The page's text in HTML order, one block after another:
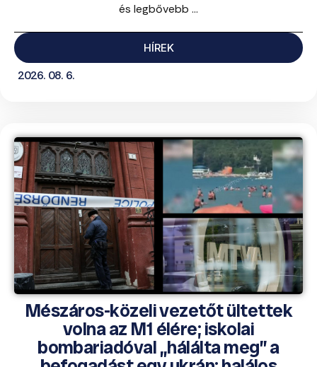
és legbővebb ...
HÍREK
2026. 08. 6.
Mészáros-közeli vezetőt ültettek
volna az M1 élére; iskolai
bombariadóval „hálálta meg” a